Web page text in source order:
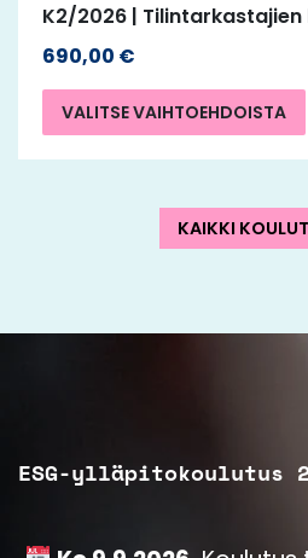
K2/2026 |
690,00 €
VALITSE VAIHTOEHDOISTA
KAIKKI
ESG-ylläpitokoulutus